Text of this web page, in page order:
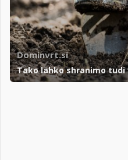
Dominvrt.si
Tako lahko shranimo tudi